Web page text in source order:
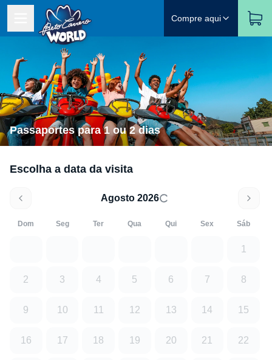
Compre aqui
Passaportes para 1 ou 2 dias
Escolha a data da visita
Agosto 2026
Dom Seg Ter Qua Qui Sex Sáb
1
2 3 4 5 6 7 8
9 10 11 12 13 14 15
16 17 18 19 20 21 22